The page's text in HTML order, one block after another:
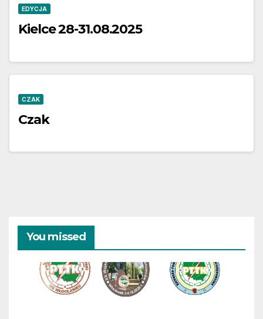
EDYCJA
Kielce 28-31.08.2025
CZAK
Czak
You missed